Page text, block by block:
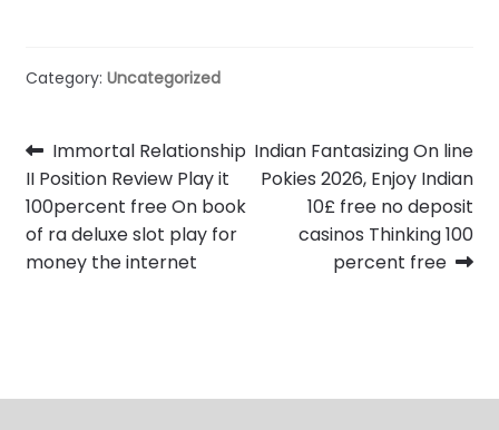
Category: Uncategorized
Post
navigation
Previous
post:
Immortal Relationship
II Position Review Play it
100percent free On book
of ra deluxe slot play for
money the internet
Next
post:
Indian Fantasizing On line
Pokies 2026, Enjoy Indian
10£ free no deposit
casinos Thinking 100
percent free